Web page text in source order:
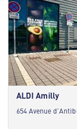
ALDI Amilly
654 Avenue